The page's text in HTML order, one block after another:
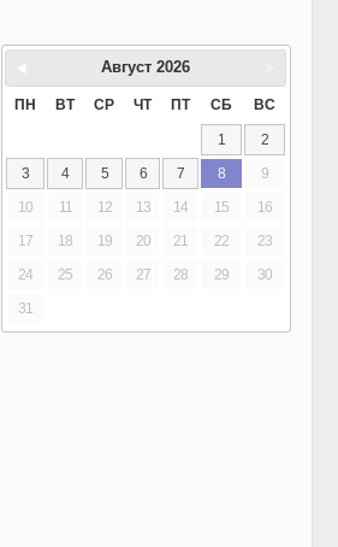
Август 2026
ПН ВТ СР ЧТ ПТ СБ ВС
1
2
3
4 5 6 7 8
9
10
11 12 13 14 15
16
17
18 19 20 21 22
23
24
25 26 27 28 29
30
31